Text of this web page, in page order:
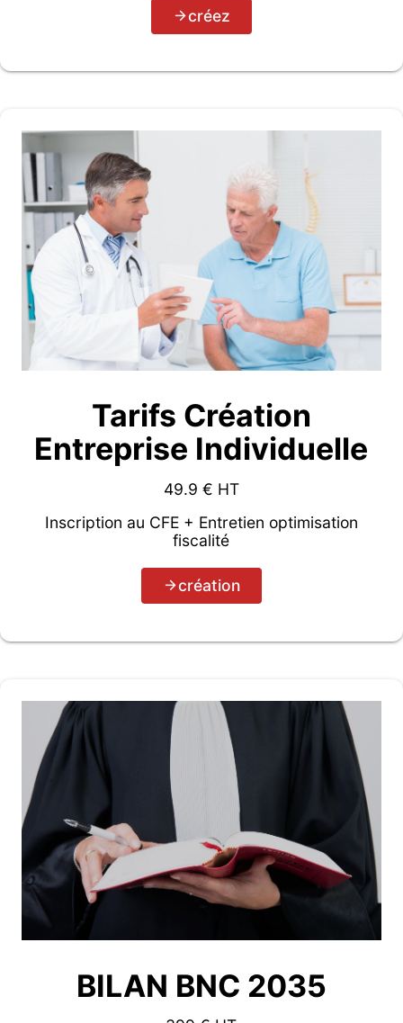
créez
Tarifs Création
Entreprise Individuelle
49.9 € HT
Inscription au CFE + Entretien optimisation
fiscalité
création
BILAN BNC 2035